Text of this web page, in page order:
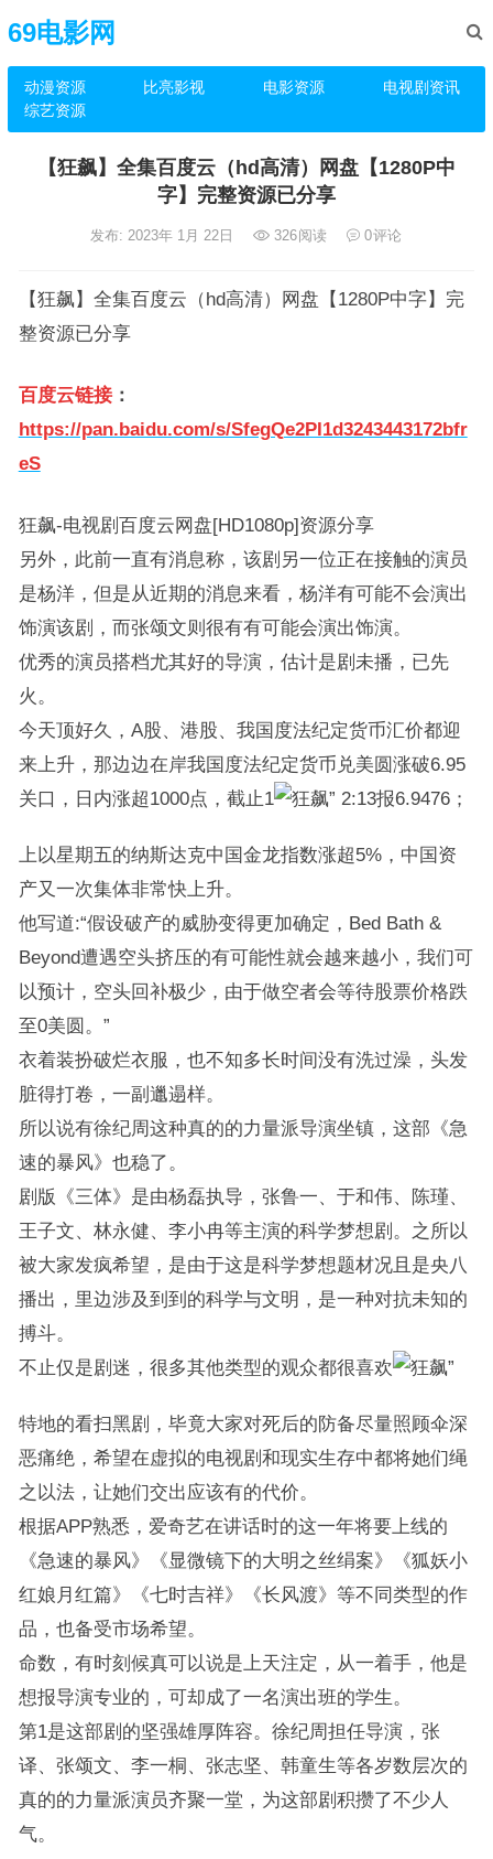
69电影网
动漫资源 比亮影视 电影资源
电视剧资讯
综艺资源
【狂飙】全集百度云（hd高清）网盘【1280P中
字】完整资源已分享
发布: 2023年 1月 22日 326阅读 0评论
【狂飙】全集百度云（hd高清）网盘【1280P中字】完
整资源已分享
百度云链接：
https://pan.baidu.com/s/SfegQe2PI1d3243443172bfr
eS
狂飙-电视剧百度云网盘[HD1080p]资源分享
另外，此前一直有消息称，该剧另一位正在接触的演员
是杨洋，但是从近期的消息来看，杨洋有可能不会演出
饰演该剧，而张颂文则很有有可能会演出饰演。
优秀的演员搭档尤其好的导演，估计是剧未播，已先
火。
今天顶好久，A股、港股、我国度法纪定货币汇价都迎
来上升，那边边在岸我国度法纪定货币兑美圆涨破6.95
关口，日内涨超1000点，截止1
2:13报6.9476；
上以星期五的纳斯达克中国金龙指数涨超5%，中国资
产又一次集体非常快上升。
他写道:“假设破产的威胁变得更加确定，Bed Bath &
Beyond遭遇空头挤压的有可能性就会越来越小，我们可
以预计，空头回补极少，由于做空者会等待股票价格跌
至0美圆。”
衣着装扮破烂衣服，也不知多长时间没有洗过澡，头发
脏得打卷，一副邋遢样。
所以说有徐纪周这种真的的力量派导演坐镇，这部《急
速的暴风》也稳了。
剧版《三体》是由杨磊执导，张鲁一、于和伟、陈瑾、
王子文、林永健、李小冉等主演的科学梦想剧。之所以
被大家发疯希望，是由于这是科学梦想题材况且是央八
播出，里边涉及到到的科学与文明，是一种对抗未知的
搏斗。
不止仅是剧迷，很多其他类型的观众都很喜欢
特地的看扫黑剧，毕竟大家对死后的防备尽量照顾伞深
恶痛绝，希望在虚拟的电视剧和现实生存中都将她们绳
之以法，让她们交出应该有的代价。
根据APP熟悉，爱奇艺在讲话时的这一年将要上线的
《急速的暴风》《显微镜下的大明之丝绢案》《狐妖小
红娘月红篇》《七时吉祥》《长风渡》等不同类型的作
品，也备受市场希望。
命数，有时刻候真可以说是上天注定，从一着手，他是
想报导演专业的，可却成了一名演出班的学生。
第1是这部剧的坚强雄厚阵容。徐纪周担任导演，张
译、张颂文、李一桐、张志坚、韩童生等各岁数层次的
真的的力量派演员齐聚一堂，为这部剧积攒了不少人
气。